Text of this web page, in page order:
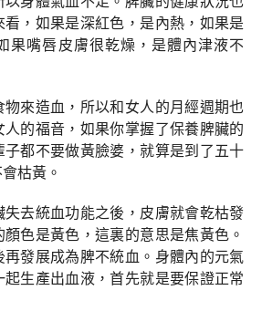
看，如果是深紅色，是內熱，如果是
果嘴唇皮膚很乾燥，是體內津液不
物來造血，所以和女人的月經週期也
人的福音，如果你掌握了保養脾臟的
子都不要做黃臉婆，就算是到了五十
枯黃。
失去統血功能之後，皮膚就會乾枯發
色是黃色，這裏的意思是焦黃色。
再發展成為脾不統血。身體內的元氣
生產出血液，首先就是要保證正常